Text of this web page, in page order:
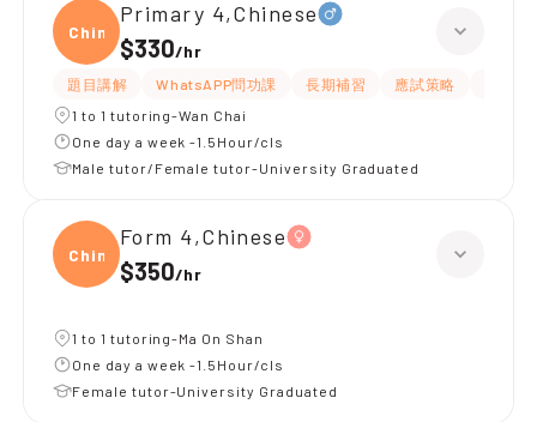
Chine
Primary 4,Chinese
$330/hr
題目講解 WhatsAPP問功課 長期補習 應試策略
1 to 1 tutoring-Wan Chai
One day a week -1.5Hour/cls
Male tutor/Female tutor-University Graduated
Chine
Form 4,Chinese
$350/hr
1 to 1 tutoring-Ma On Shan
One day a week -1.5Hour/cls
Female tutor-University Graduated